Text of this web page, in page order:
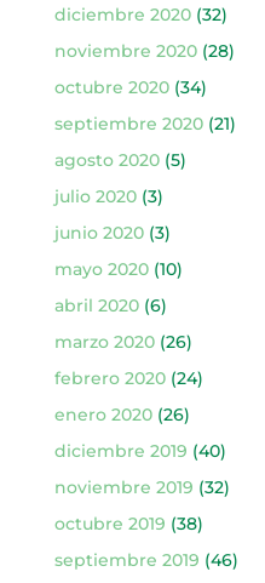
diciembre 2020(32)
noviembre 2020(28)
octubre 2020(34)
septiembre 2020(21)
agosto 2020(5)
julio 2020(3)
junio 2020(3)
mayo 2020(10)
abril 2020(6)
marzo 2020(26)
febrero 2020(24)
enero 2020(26)
diciembre 2019 (40)
noviembre 2019 (32)
octubre 2019 (38)
septiembre 2019 (46)